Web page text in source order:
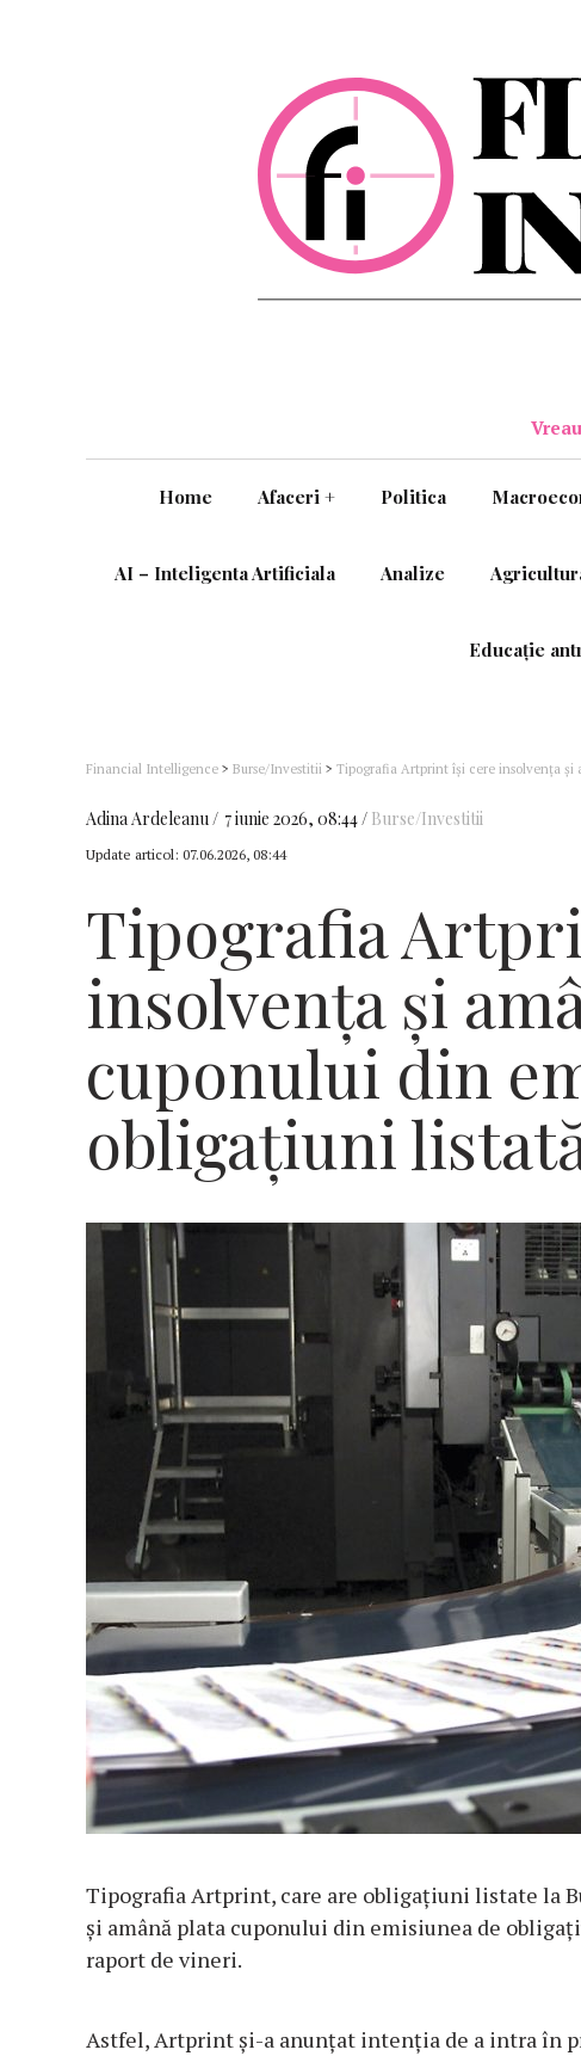
Home Afaceri + Politica
AI – Inteligenta Artificiala Analize
Educație
Financial Intelligence > Burse/Investitii > Tipografia Artprint își cere insolvența și
Adina Ardeleanu 7 iunie 2026, 08:44 Burse/Investitii
Update articol: 07.06.2026, 08:44
Tipografia
insolvența și
cuponului din
obligațiuni
Tipografia Artprint, care are obligațiuni listate la
și amână plata cuponului din emisiunea de
raport de vineri.
Astfel, Artprint și-a anunțat intenția de a intra în